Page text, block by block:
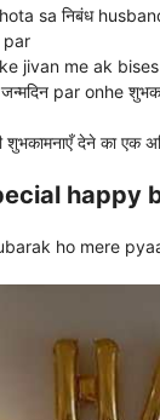
sa निबंध
par
jivan me ak bises
par onhe
शुभकामनाएँ देने का एक
happy
ho mere